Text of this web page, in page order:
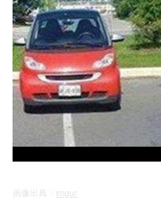
画像出典： imgur